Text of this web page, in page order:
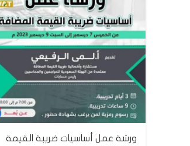
ورشة عمل أساسيات ضريبة القيمة